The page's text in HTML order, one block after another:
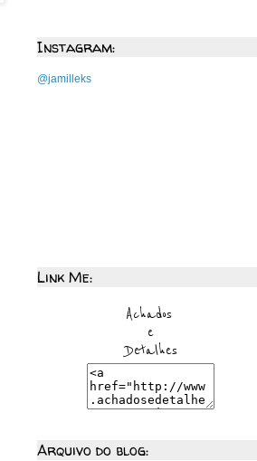
Instagram:
@jamilleks
Link Me:
Arquivo do blog: